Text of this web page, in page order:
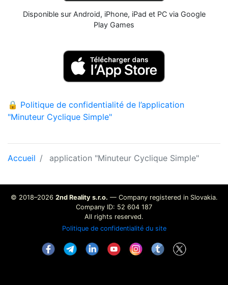
Disponible sur Android, iPhone, iPad et PC via Google
Play Games
🔒 Politique de confidentialité de l’application
"Minuteur Cyclique Simple"
Accueil application "Minuteur Cyclique Simple"
© 2018–2026 2nd Reality s.r.o. — Company registered in Slovakia.
Company ID: 52 604 187
All rights reserved.
Politique de confidentialité du site